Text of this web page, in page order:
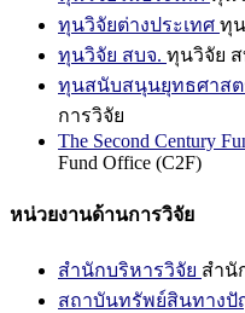
ทุนวิจัยต่างประเทศ ทุ
ทุนวิจัย สบจ. ทุนวิจัย ส
ทุนสนับสนุนยุทธศาสต
การวิจัย
The Second Century
Fund Office (C2F)
หน่วยงานด้านการวิจัย
สำนักบริหารวิจัย สำนั
สถาบันทรัพย์สินทาง